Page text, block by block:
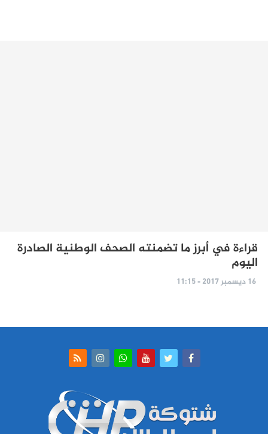
قراءة في أبرز ما تضمنته الصحف الوطنية الصادرة
اليوم
16 ديسمبر 2017 - 11:15